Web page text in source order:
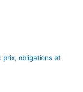
prix, obligations et